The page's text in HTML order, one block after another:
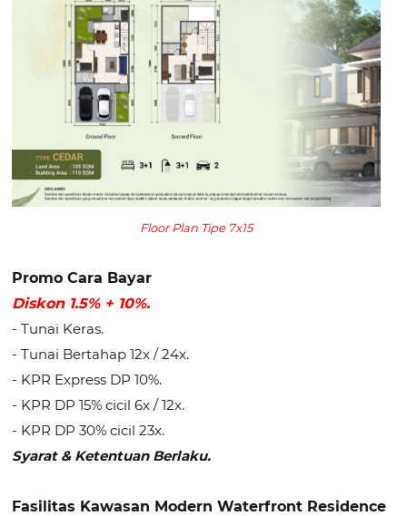
Floor Plan Tipe 7x15
Promo Cara Bayar
Diskon 1.5% + 10%.
- Tunai Keras.
- Tunai Bertahap 12x / 24x.
- KPR Express DP 10%.
- KPR DP 15% cicil 6x / 12x.
- KPR DP 30% cicil 23x.
Syarat & Ketentuan Berlaku.
Fasilitas Kawasan Modern Waterfront Residence